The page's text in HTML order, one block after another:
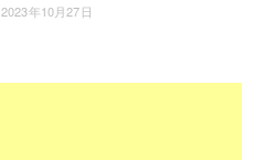
2023年10月27日